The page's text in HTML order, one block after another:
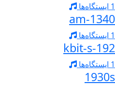
1 ایستگاه‌ها
1340-am
1 ایستگاه‌ها
192-kbit-s
1 ایستگاه‌ها
1930s